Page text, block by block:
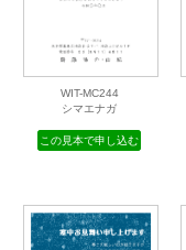
WIT-MC244
シマエナガ